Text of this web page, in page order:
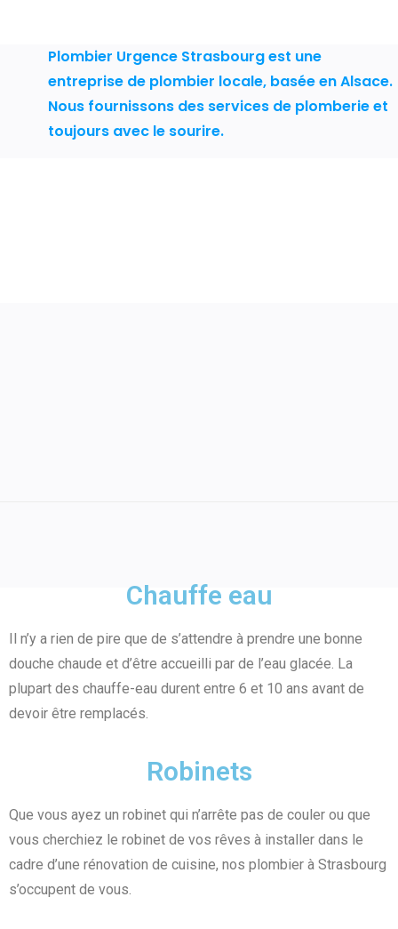
Plombier Urgence Strasbourg est une
entreprise de plombier locale, basée en Alsace.
Nous fournissons des services de plomberie et
toujours avec le sourire.
Chauffe eau
Il n’y a rien de pire que de s’attendre à prendre une bonne
douche chaude et d’être accueilli par de l’eau glacée. La
plupart des chauffe-eau durent entre 6 et 10 ans avant de
devoir être remplacés.
Robinets
Que vous ayez un robinet qui n’arrête pas de couler ou que
vous cherchiez le robinet de vos rêves à installer dans le
cadre d’une rénovation de cuisine, nos plombier à Strasbourg
s’occupent de vous.